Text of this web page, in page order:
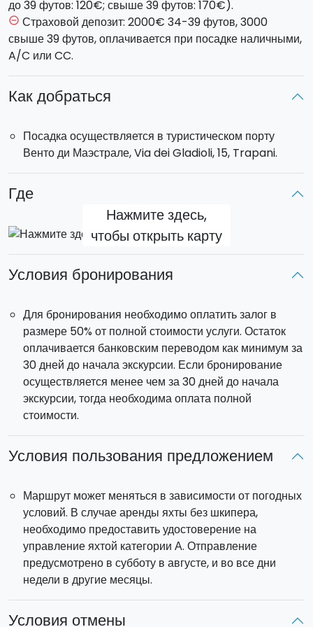
Суббота: посадка на борт в 18.00, ночь в Трапани
Воскресенье: навигация Трапани – Фавиньяна,
путешествие вокруг острова, ночь на Фавиньяне
Понедельник: Посещение пещер Фавиньяны и
Мареттимо
Вторник: путешествие вокруг острова Мареттимо,
Среда: навигация Мареттимо-Марсала, ночь в Марсале
Четверг: навигация Марсала-Фавиньяна, ночь на
Фавиньяне
Пятница: навигация Фавиньяна-Леванцо, путешествие
вокруг острова и возвращение в Трапани
Суббота: высадка до 9:00
Острова Эгади – Устика - Сан Вито ло Капо
Суббота: посадка на борт в 18.00, ночь в Трапани
Воскресенье: навигация Трапани-Фавиньяна,
Понедельник: Навигация в направлении Мареттимо,
путешествие вокруг острова и ночь на Мареттимо
Вторник: навигация Мареттимо-Леванцо, путешествие
вокруг острова и ночь на Леванцо.
Среда: навигация Леванцо-Устика, ночь на Устике
Четверг: путешествие вокруг острова Устика и
навигация в Сан Вито ло Капо
Пятница: природный заповедник Ризерва дело
Дзингаро и возвращение в Трапани
Пантеллерия – Острова Эгади
Суббота: посадка на борт в 18.00, ночь в Трапани
Воскресенье: навигация Трапани- Пантеллерия
Понедельник: посещение Пантеллерии
Вторник: Пантеллерия-Фавиньяна
Среда: навигация Фавиньяна-Мареттимо, ночь в
до 39 футов: 120€; свыше 39 футов: 170€).
remove_circle_outline Страховой депозит: 2000€ 34-39 футов, 3000
свыше 39 футов, оплачивается при посадке наличными,
A/C или CC.
Как добраться
Посадка осуществляется в туристическом порту
Венто ди Маэстрале, Via dei Gladioli, 15, Trapani.
Где
Нажмите здесь,
чтобы открыть карту
Условия бронирования
Для бронирования необходимо оплатить залог в
размере 50% от полной стоимости услуги. Остаток
оплачивается банковским переводом как минимум за
30 дней до начала экскурсии. Если бронирование
осуществляется менее чем за 30 дней до начала
экскурсии, тогда необходима оплата полной
стоимости.
Условия пользования предложением
Маршрут может меняться в зависимости от погодных
условий. В случае аренды яхты без шкипера,
необходимо предоставить удостоверение на
управление яхтой категории А. Отправление
предусмотрено в субботу в августе, и во все дни
недели в другие месяцы.
Условия отмены